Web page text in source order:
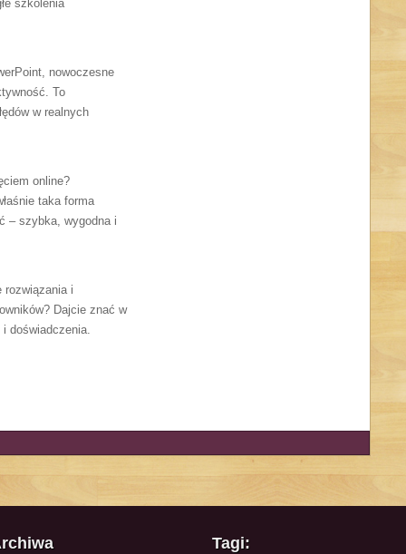
szkolenia
nowoczesne
To
w realnych
online?
taka forma
– szybka, wygodna i
rozwiązania i
Dajcie znać w
doświadczenia.
Tagi: